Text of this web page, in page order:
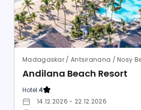
Madagaskar / Antsiranana / Nosy
Andilana Beach Resort
Hotel:4
14.12.2026 - 22.12.2026